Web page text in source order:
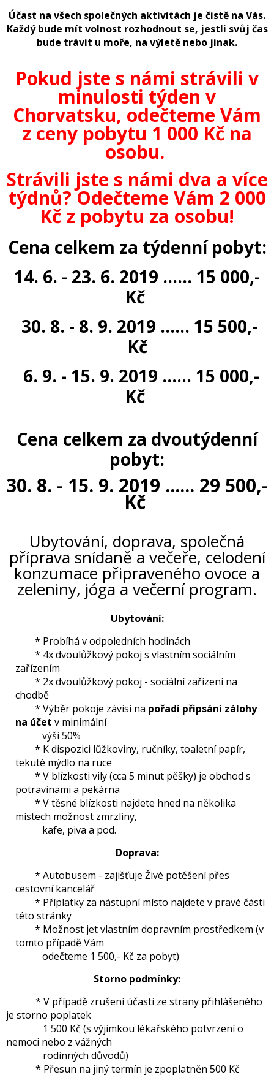
Účast na všech společných aktivitách je čistě na Vás.
Každý bude mít volnost rozhodnout se, jestli svůj čas
bude trávit u moře, na výletě nebo jinak.
Pokud jste s námi strávili v
minulosti týden v
Chorvatsku, odečteme Vám
z ceny pobytu 1 000 Kč na
osobu.
Strávili jste s námi dva a více
týdnů? Odečteme Vám 2 000
Kč z pobytu za osobu!
Cena celkem za týdenní pobyt:
14. 6. - 23. 6. 2019 ...... 15 000,-
Kč
30. 8. - 8. 9. 2019 ...... 15 500,-
Kč
6. 9. - 15. 9. 2019 ...... 15 000,-
Kč
Cena celkem za dvoutýdenní
pobyt:
30. 8. - 15. 9. 2019 ...... 29 500,-
Kč
Ubytování, doprava, společná
příprava snídaně a večeře, celodení
konzumace připraveného ovoce a
zeleniny, jóga a večerní program.
Ubytování:
* Probíhá v odpoledních hodinách
* 4x dvoulůžkový pokoj s vlastním sociálním
zařízením
* 2x dvoulůžkový pokoj - sociální zařízení na
chodbě
* Výběr pokoje závisí na pořadí připsání zálohy
na účet v minimální
výši 50%
* K dispozici lůžkoviny, ručníky, toaletní papír,
tekuté mýdlo na ruce
* V blízkosti vily (cca 5 minut pěšky) je obchod s
potravinami a pekárna
* V těsné blízkosti najdete hned na několika
místech možnost zmrzliny,
kafe, piva a pod.
Doprava:
* Autobusem - zajišťuje Živé potěšení přes
cestovní kancelář
* Příplatky za nástupní místo najdete v pravé části
této stránky
* Možnost jet vlastním dopravním prostředkem (v
tomto případě Vám
odečteme 1 500,- Kč za pobyt)
Storno podmínky:
* V případě zrušení účasti ze strany přihlášeného
je storno poplatek
1 500 Kč (s výjimkou lékařského potvrzení o
nemoci nebo z vážných
rodinných důvodů)
* Přesun na jiný termín je zpoplatněn 500 Kč